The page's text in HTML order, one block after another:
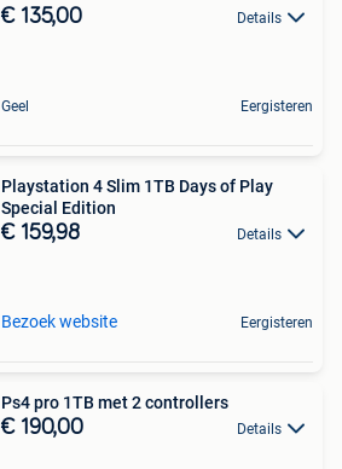
€ 135,00 Details
Geel Eergisteren
Playstation 4 Slim 1TB Days of Play
Special Edition
€ 159,98 Details
Bezoek website Eergisteren
Ps4 pro 1TB met 2 controllers
€ 190,00 Details